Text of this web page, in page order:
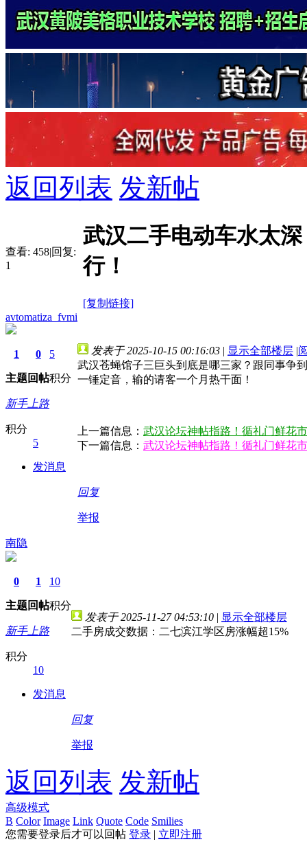
返回列表 发新帖
查看: 458|回复:
1
武汉二手电动车水太
行！
[复制链接]
avtomatiza_fvmi
1
主题
0
回帖
5
积分
新手上路
积分
5
发消息
发表于 2025-10-15 00:16:03 | 显示全部楼层 |
武汉苍蝇馆子三巨头到底是哪三家？跟同事争
一锤定音，输的请客一个月热干面！
上一篇信息： 武汉论坛神帖指路！循礼门鲜花
下一篇信息： 武汉论坛神帖指路！循礼门鲜花
回复
举报
南隐
0
主题
1
回帖
10
积分
新手上路
积分
10
发消息
发表于 2025-11-27 04:53:10 | 显示全部楼层
二手房成交数据：二七滨江学区房涨幅超15%
回复
举报
返回列表 发新帖
高级模式
B Color Image Link Quote Code Smilies
您需要登录后才可以回帖 登录 | 立即注册